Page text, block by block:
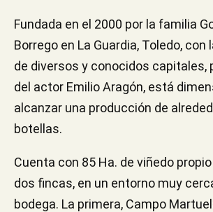
Fundada en el 2000 por la familia
Borrego en La Guardia, Toledo,
de diversos y conocidos capitales,
del actor Emilio Aragón, está
alcanzar una producción de
botellas.
Cuenta con 85 Ha. de viñedo
dos fincas, en un entorno muy
bodega. La primera, Campo